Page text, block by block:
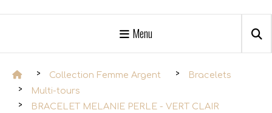
Menu
Collection Femme Argent
Bracelets
Multi-tours
BRACELET MELANIE PERLE - VERT CLAIR